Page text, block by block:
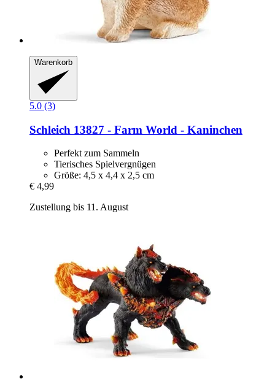
Warenkorb
5.0 (3)
Schleich 13827 -​ Farm World -​ Kaninchen
Perfekt zum Sammeln
Tierisches Spielvergnügen
Größe: 4,5 x 4,4 x 2,5 cm
€ 4,99
Zustellung bis 11. August